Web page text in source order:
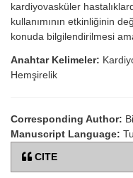
kardiyovasküler
kullanımının etkinliğinin
konuda bilgilendirilmesi
Anahtar Kelimeler:
Hemşirelik
Corresponding Author:
Manuscript Language:
CITE